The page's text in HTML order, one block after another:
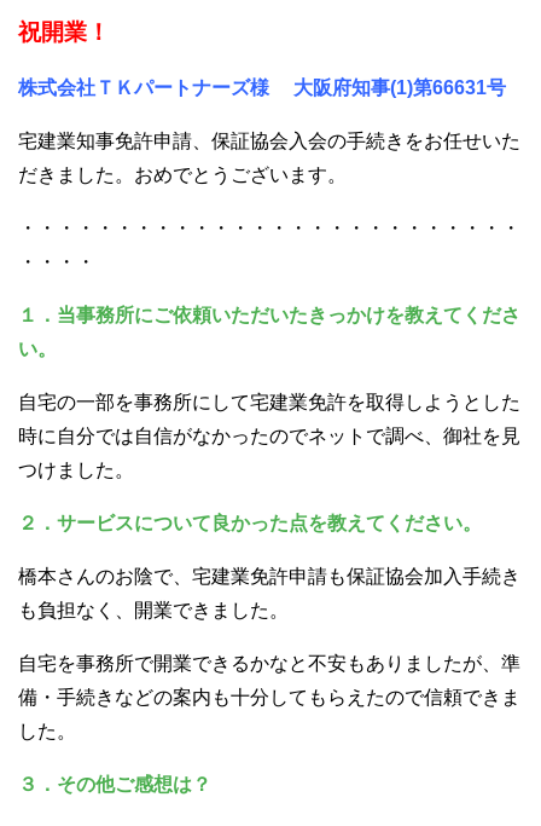
祝開業！
株式会社ＴＫパートナーズ様 大阪府知事(1)第66631号
宅建業知事免許申請、保証協会入会の手続きをお任せいた
だきました。おめでとうございます。
・・・・・・・・・・・・・・・・・・・・・・・・・・
・・・・
１．当事務所にご依頼いただいたきっかけを教えてくださ
い。
自宅の一部を事務所にして宅建業免許を取得しようとした
時に自分では自信がなかったのでネットで調べ、御社を見
つけました。
２．サービスについて良かった点を教えてください。
橋本さんのお陰で、宅建業免許申請も保証協会加入手続き
も負担なく、開業できました。
自宅を事務所で開業できるかなと不安もありましたが、準
備・手続きなどの案内も十分してもらえたので信頼できま
した。
３．その他ご感想は？